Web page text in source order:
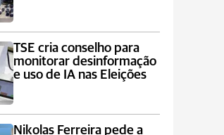
TSE cria conselho para
monitorar desinformação
e uso de IA nas Eleições
Nikolas Ferreira pede a